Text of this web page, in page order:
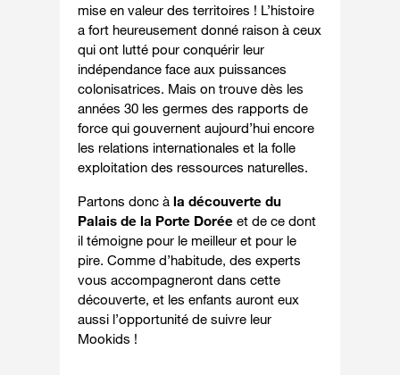
mise en valeur des territoires ! L’histoire
a fort heureusement donné raison à ceux
qui ont lutté pour conquérir leur
indépendance face aux puissances
colonisatrices. Mais on trouve dès les
années 30 les germes des rapports de
force qui gouvernent aujourd’hui encore
les relations internationales et la folle
exploitation des ressources naturelles.
Partons donc àla découverte du
Palais de la Porte Dorée et de ce dont
il témoigne pour le meilleur et pour le
pire. Comme d’habitude, des experts
vous accompagneront dans cette
découverte, et les enfants auront eux
aussi l’opportunité de suivre leur
Mookids !